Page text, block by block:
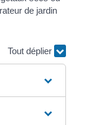
de jardin
Tout déplier